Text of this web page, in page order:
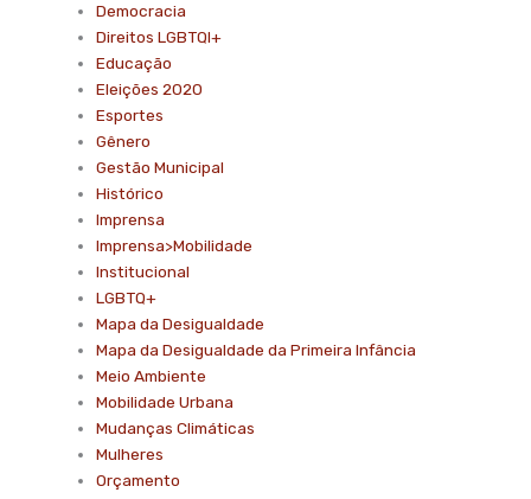
Democracia
Direitos LGBTQI+
Educação
Eleições 2020
Esportes
Gênero
Gestão Municipal
Histórico
Imprensa
Imprensa>Mobilidade
Institucional
LGBTQ+
Mapa da Desigualdade
Mapa da Desigualdade da Primeira Infância
Meio Ambiente
Mobilidade Urbana
Mudanças Climáticas
Mulheres
Orçamento